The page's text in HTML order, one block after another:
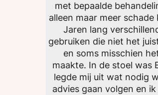
met bepaalde
alleen maar meer
Jaren lang
gebruiken die niet het
en soms misschien
maakte. In de stoel was
legde mij uit wat nodig
advies gaan volgen en